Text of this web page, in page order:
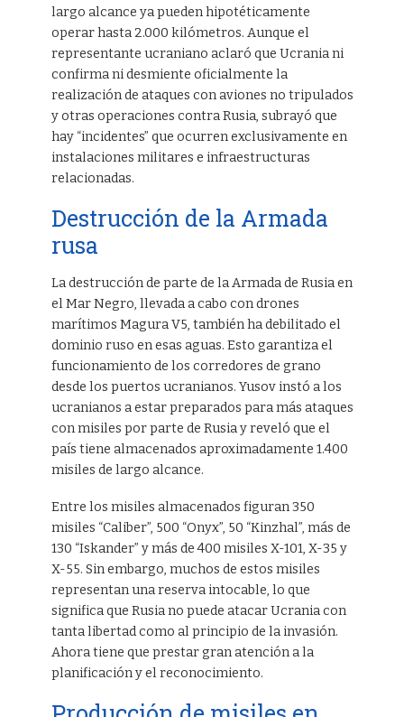
largo alcance ya pueden hipotéticamente
operar hasta 2.000 kilómetros. Aunque el
representante ucraniano aclaró que Ucrania ni
confirma ni desmiente oficialmente la
realización de ataques con aviones no tripulados
y otras operaciones contra Rusia, subrayó que
hay “incidentes” que ocurren exclusivamente en
instalaciones militares e infraestructuras
relacionadas.
Destrucción de la Armada
rusa
La destrucción de parte de la Armada de Rusia en
el Mar Negro, llevada a cabo con drones
marítimos Magura V5, también ha debilitado el
dominio ruso en esas aguas. Esto garantiza el
funcionamiento de los corredores de grano
desde los puertos ucranianos. Yusov instó a los
ucranianos a estar preparados para más ataques
con misiles por parte de Rusia y reveló que el
país tiene almacenados aproximadamente 1.400
misiles de largo alcance.
Entre los misiles almacenados figuran 350
misiles “Caliber”, 500 “Onyx”, 50 “Kinzhal”, más de
130 “Iskander” y más de 400 misiles X-101, X-35 y
X-55. Sin embargo, muchos de estos misiles
representan una reserva intocable, lo que
significa que Rusia no puede atacar Ucrania con
tanta libertad como al principio de la invasión.
Ahora tiene que prestar gran atención a la
planificación y el reconocimiento.